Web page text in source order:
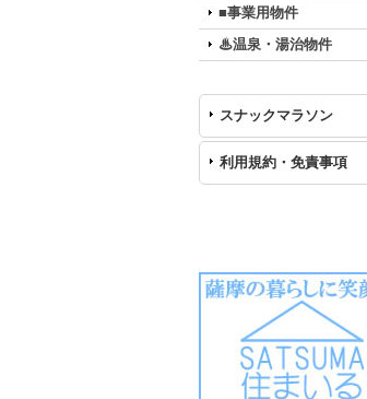
■事業用物件
♨温泉・湯治物件
スナックマラソン
利用規約・免責事項